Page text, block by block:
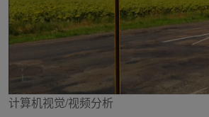
计算机视觉/视频分析